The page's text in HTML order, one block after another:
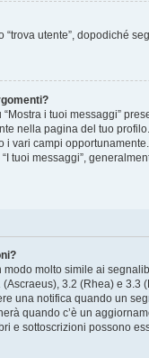
utente”, dopodiché
i tuoi messaggi”
nella pagina del tuo
vari campi
tuoi messaggi”,
molto simile ai
3.2 (Rhea) e 3.3
una notifica quando un
quando c’è un
e sottoscrizioni possono